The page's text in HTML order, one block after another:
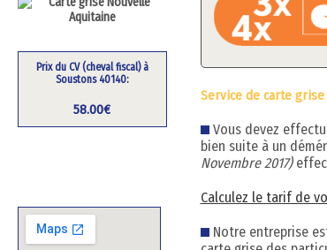
Prix du CV (cheval fiscal) à
Soustons 40140:
58.00€
Service de carte
Vous devez
bien suite à un
Novembre 2017)
Calculez le tarif de
Notre entreprise